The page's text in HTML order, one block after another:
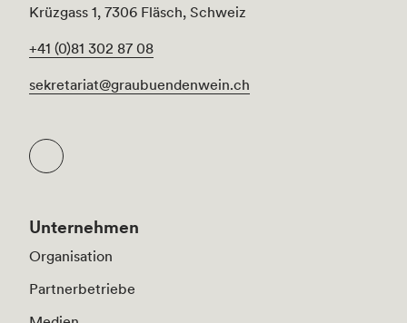
Krüzgass 1, 7306 Fläsch, Schweiz
+41 (0)81 302 87 08
sekretariat@graubuendenwein.ch
Unternehmen
Organisation
Partnerbetriebe